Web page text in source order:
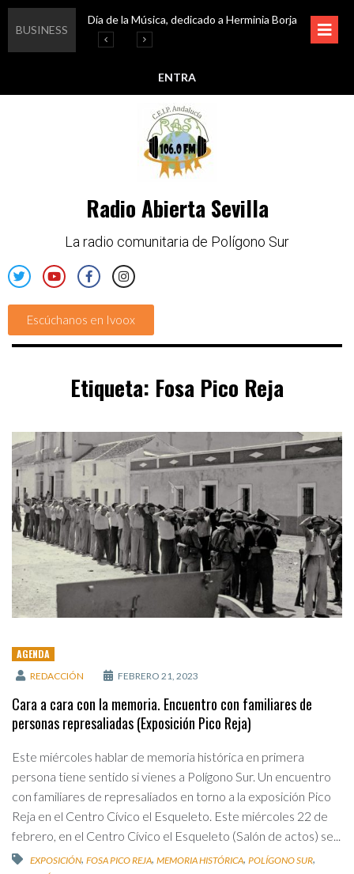
BUSINESS
Día de la Música, dedicado a Herminia Borja
Educar en igualdad, para un futuro sin machismo Esta semana disfruta de oferta cultural en Asociación Solidaridad
Igualando al Sur, el cuidado y la limpieza del entorno
ENTRA
Radio Abierta Sevilla
La radio comunitaria de Polígono Sur
Escúchanos en Ivoox
Etiqueta: Fosa Pico Reja
AGENDA
REDACCIÓN FEBRERO 21, 2023
Cara a cara con la memoria. Encuentro con familiares de
personas represaliadas (Exposición Pico Reja)
Este miércoles hablar de memoria histórica en primera
persona tiene sentido si vienes a Polígono Sur. Un encuentro
con familiares de represaliados en torno a la exposición Pico
Reja en el Centro Cívico el Esqueleto. Este miércoles 22 de
febrero, en el Centro Cívico el Esqueleto (Salón de actos) se...
EXPOSICIÓN, FOSA PICO REJA, MEMORIA HISTÓRICA, POLÍGONO SUR,